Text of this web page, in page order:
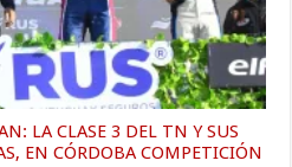
LA CLASE 3 DEL TN Y SUS
EN CÓRDOBA COMPETICIÓN